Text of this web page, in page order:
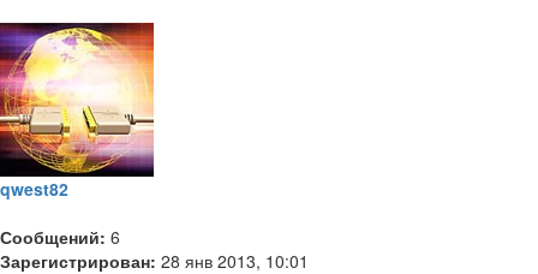
qwest82
Сообщений: 6
Зарегистрирован: 28 янв 2013, 10:01